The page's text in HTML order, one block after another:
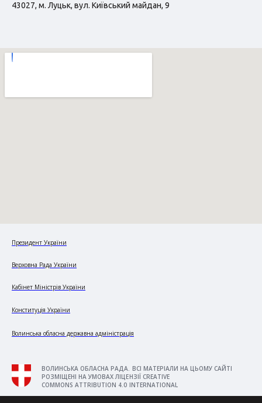
43027, м. Луцьк, вул. Київський майдан, 9
Президент України
Верховна Рада України
Кабінет Міністрів України
Конституція України
Волинська обласна державна адміністрація
ВОЛИНСЬКА ОБЛАСНА РАДА. ВСІ МАТЕРІАЛИ НА ЦЬОМУ САЙТІ
РОЗМІЩЕНІ НА УМОВАХ ЛІЦЕНЗІЇ CREATIVE
COMMONS ATTRIBUTION 4.0 INTERNATIONAL